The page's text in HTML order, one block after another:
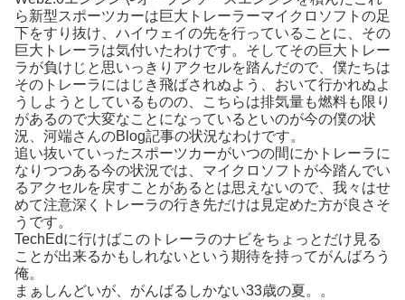
ら新型スポーツカーは巨大トレーラーマイクロソフトの足
下をすり抜け、ハイウェイの先を行っていることに、その
巨大トレーラは気付いたわけです。そしてその巨大トレー
ラが負けじと思いっきりアクセルを踏んだので、僕たちは
そのトレーラにはじき飛ばされぬよう、おいて行かれぬよ
うしようとしているものの、こちらは排気量も燃料も限り
があるので大変なことになっているといのが今の僕の状
況、河端さんのBlog記事の状況なわけです。
追い抜いていったスポーツカーがいつの間にかトレーラに
なりつつある今の状況では、マイクロソフトが今踏んでい
るアクセルを戻すことがあるとは思えないので、我々はせ
めて注意深くトレーラの行き先だけは見定めた方が良さそ
うです。
TechEdに行けばこのトレーラのナビをちょっとだけ見る
ことが出来るかもしれないという期待を持ってがんばろう
俺。
まぁしんどいが、がんばるしかない33歳の夏。。